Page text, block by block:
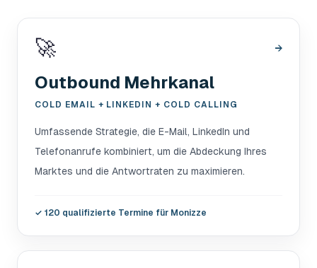
🚀 →
Outbound Mehrkanal
COLD EMAIL + LINKEDIN + COLD CALLING
Umfassende Strategie, die E-Mail, LinkedIn und
Telefonanrufe kombiniert, um die Abdeckung Ihres
Marktes und die Antwortraten zu maximieren.
✓ 120 qualifizierte Termine für Monizze